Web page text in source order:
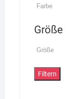
Größe
Filtern